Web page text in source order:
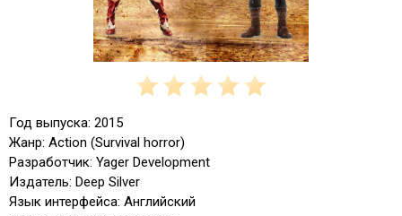
Год выпуска: 2015
Жанр: Action (Survival horror)
Разработчик: Yager Development
Издатель: Deep Silver
Язык интерфейса: Английский